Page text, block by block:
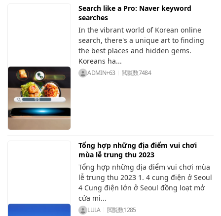
Search like a Pro: Naver keyword
searches
In the vibrant world of Korean online
search, there's a unique art to finding
the best places and hidden gems.
Koreans ha...
ADMIN+63 閲覧数7484
Tổng hợp những địa điểm vui chơi
mùa lễ trung thu 2023
Tổng hợp những địa điểm vui chơi mùa
lễ trung thu 2023 1. 4 cung điện ở Seoul
4 Cung điện lớn ở Seoul đồng loạt mở
cửa mi...
LULA 閲覧数1285